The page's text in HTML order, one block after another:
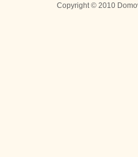
Copyright © 2010